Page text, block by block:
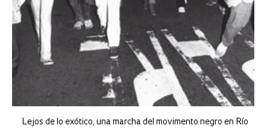
Lejos de lo exótico, una marcha del movimento negro en Río